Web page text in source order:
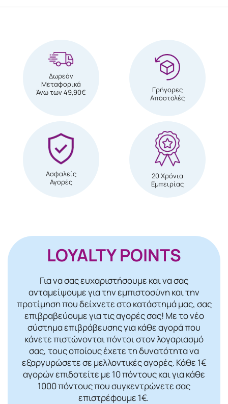
Δωρεάν
Μεταφορικά
Άνω των 49,90€
Γρήγορες
Αποστολές
Ασφαλείς
Αγορές
20 Χρόνια
Εμπειρίας
LOYALTY POINTS
Για να σας ευχαριστήσουμε και να σας
ανταμείψουμε για την εμπιστοσύνη και την
προτίμηση που δείχνετε στο κατάστημά μας, σας
επιβραβεύουμε για τις αγορές σας! Mε το νέο
σύστημα επιβράβευσης για κάθε αγορά που
κάνετε πιστώνονται πόντοι στον λογαριασμό
σας, τους οποίους έχετε τη δυνατότητα να
εξαργυρώσετε σε μελλοντικές αγορές. Κάθε 1€
αγορών επιδοτείτε με 10 πόντους και για κάθε
1000 πόντους που συγκεντρώνετε σας
επιστρέφουμε 1€.